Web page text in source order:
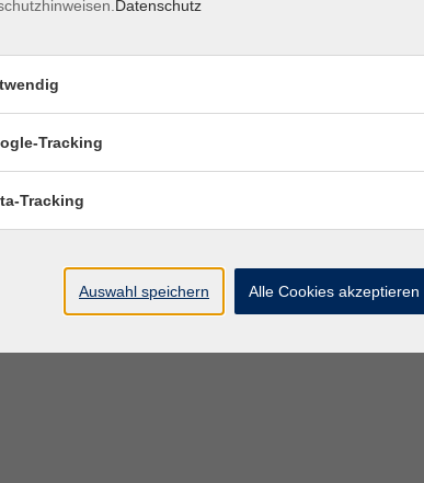
Datenschutz
Tracking
Tracking
Auswahl speichern Alle Cookies